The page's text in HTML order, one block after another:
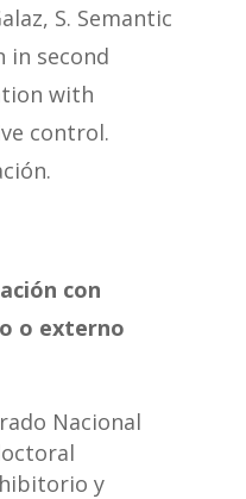
S. Semantic
in second
with
control.
con
o externo
Nacional
y